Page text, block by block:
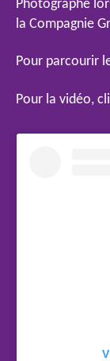
Photographe
la Compagnie
Pour parcourir
Pour la vidéo,